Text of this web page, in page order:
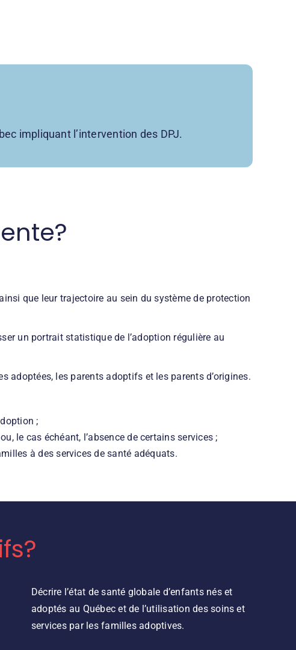
impliquant l’intervention des DPJ.
que leur trajectoire au sein du système de protection
un portrait statistique de l’adoption régulière au
adoptées, les parents adoptifs et les parents d’origines.
;
le cas échéant, l’absence de certains services ;
à des services de santé adéquats.
Décrire l’état de santé globale d’enfants nés et
adoptés au Québec et de l’utilisation des soins et
services par les familles adoptives.